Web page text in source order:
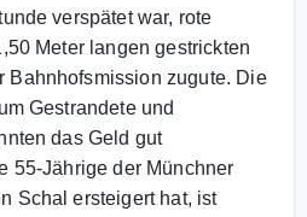
verspätet war, rote
Meter langen gestrickten
Bahnhofsmission zugute. Die
Gestrandete und
das Geld gut
55-Jährige der Münchner
Schal ersteigert hat, ist